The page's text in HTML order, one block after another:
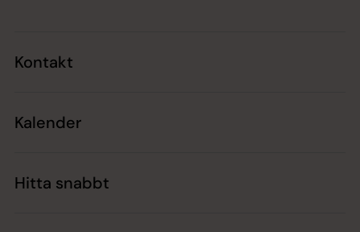
Kontakt
Kalender
Hitta snabbt